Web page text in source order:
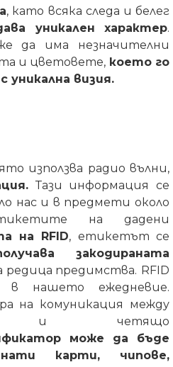
, като всяка следа и белег
уникален характер.
да има незначителни
и цветовете, което го
уникална визия.
използва радио вълни,
Тази информация се
нас и в предмети около
на дадени
на RFID, етикетът се
закодираната
редица предимства. RFID
в нашето ежедневие.
на комуникация между
и четящо
може да бъде
карти, чипове,